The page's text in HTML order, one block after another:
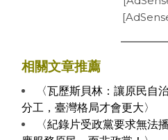
相關文章推薦
〈瓦歷斯貝林：讓原民自
分工，臺灣格局才會更大〉
〈紀錄片受政黨要求無法